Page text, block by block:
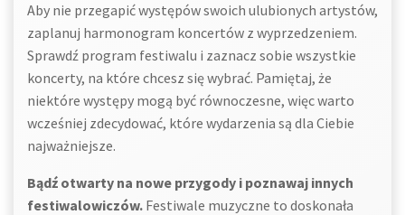
Aby nie przegapić występów swoich ulubionych artystów,
zaplanuj harmonogram koncertów z wyprzedzeniem.
Sprawdź program festiwalu i zaznacz sobie wszystkie
koncerty, na które chcesz się wybrać. Pamiętaj, że
niektóre występy mogą być równoczesne, więc warto
wcześniej zdecydować, które wydarzenia są dla Ciebie
najważniejsze.
Bądź otwarty na nowe przygody i poznawaj innych
festiwalowiczów. Festiwale muzyczne to doskonała